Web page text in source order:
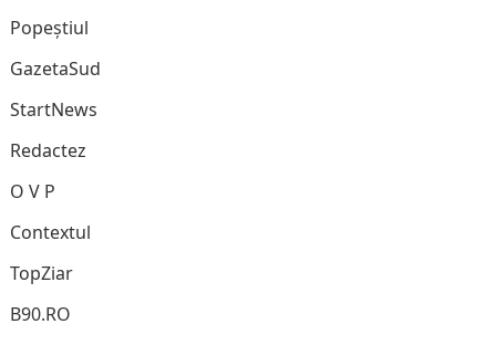
Popeștiul
GazetaSud
StartNews
Redactez
O V P
Contextul
TopZiar
B90.RO